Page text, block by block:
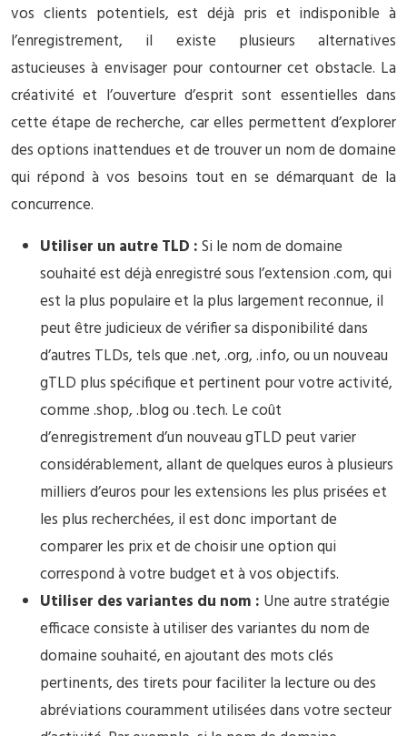
vos clients potentiels, est déjà pris et indisponible à
l’enregistrement, il existe plusieurs alternatives
astucieuses à envisager pour contourner cet obstacle. La
créativité et l’ouverture d’esprit sont essentielles dans
cette étape de recherche, car elles permettent d’explorer
des options inattendues et de trouver un nom de domaine
qui répond à vos besoins tout en se démarquant de la
concurrence.
Utiliser un autre TLD :Si le nom de domaine
souhaité est déjà enregistré sous l’extension .com, qui
est la plus populaire et la plus largement reconnue, il
peut être judicieux de vérifier sa disponibilité dans
d’autres TLDs, tels que .net, .org, .info, ou un nouveau
gTLD plus spécifique et pertinent pour votre activité,
comme .shop, .blog ou .tech. Le coût
d’enregistrement d’un nouveau gTLD peut varier
considérablement, allant de quelques euros à plusieurs
milliers d’euros pour les extensions les plus prisées et
les plus recherchées, il est donc important de
comparer les prix et de choisir une option qui
correspond à votre budget et à vos objectifs.
Utiliser des variantes du nom : Une autre stratégie
efficace consiste à utiliser des variantes du nom de
domaine souhaité, en ajoutant des mots clés
pertinents, des tirets pour faciliter la lecture ou des
abréviations couramment utilisées dans votre secteur